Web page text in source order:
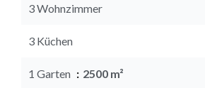
3 Wohnzimmer
3 Küchen
1 Garten 2500 m²